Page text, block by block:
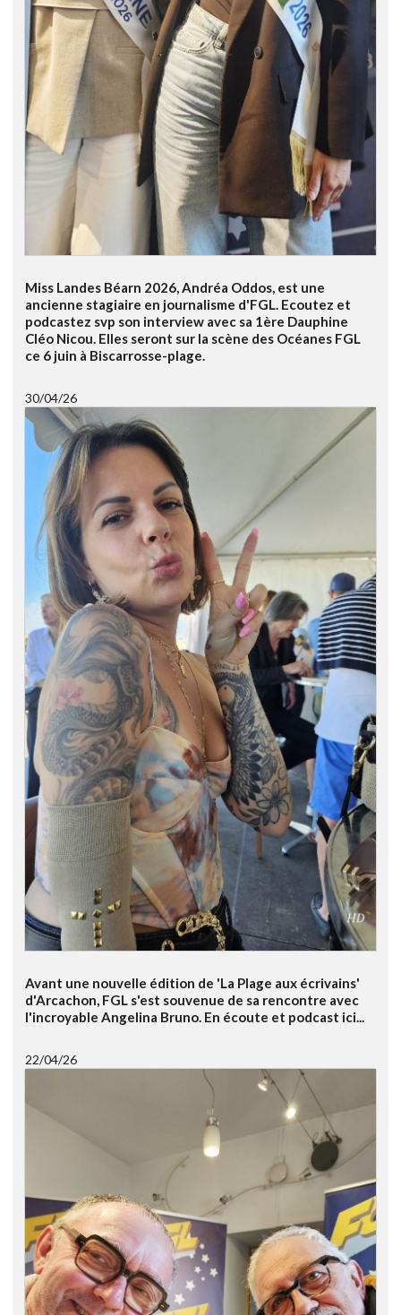
Miss Landes Béarn 2026, Andréa Oddos, est une
ancienne stagiaire en journalisme d'FGL. Ecoutez et
podcastez svp son interview avec sa 1ère Dauphine
Cléo Nicou. Elles seront sur la scène des Océanes FGL
ce 6 juin à Biscarrosse-plage.
30/04/26
Avant une nouvelle édition de 'La Plage aux écrivains'
d'Arcachon, FGL s'est souvenue de sa rencontre avec
l'incroyable Angelina Bruno. En écoute et podcast ici...
22/04/26